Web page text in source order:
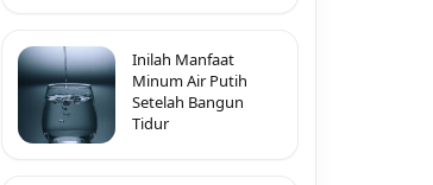
Inilah Manfaat
Minum Air Putih
Setelah Bangun
Tidur